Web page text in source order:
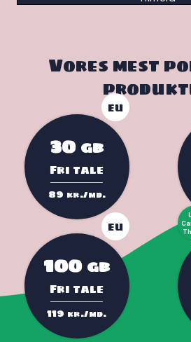
Vores mest
EU
30 GB
Fri tale
89 kr./md.
EU
100 GB
Fri tale
119 kr./md.